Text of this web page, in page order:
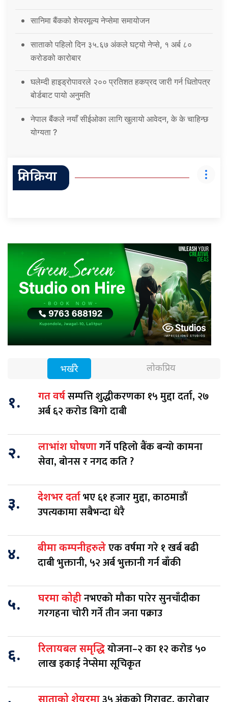
सानिमा बैंकको शेयरमूल्य नेप्सेमा समायोजन
साताको पहिलो दिन ३५.६७ अंकले घट्यो नेप्से, १ अर्ब ८०
करोडको कारोबार
घलेम्दी हाइड्रोपावरले २०० प्रतिशत हकप्रद जारी गर्न धितोपत्र
बोर्डबाट पायो अनुमति
नेपाल बैंकले नयाँ सीईओका लागि खुलायो आवेदन, के के चाहिन्छ
योग्यता ?
प्रतिक्रिया
भर्खरै लोकप्रिय
१. गत वर्षसम्पत्ति शुद्धीकरणका १५ मुद्दा दर्ता, २७
अर्ब ६२ करोड बिगो दाबी
२. लाभांश घोषणागर्ने पहिलो बैंक बन्यो कामना
सेवा, बोनस र नगद कति ?
३. देशभर दर्ताभए ६१ हजार मुद्दा, काठमाडौं
उपत्यकामा सबैभन्दा धेरै
४. बीमा कम्पनीहरुलेएक वर्षमा गरे १ खर्ब बढी
दाबी भुक्तानी, ५२ अर्ब भुक्तानी गर्न बाँकी
५. घरमा कोहीनभएको मौका पारेर सुनचाँदीका
गरगहना चोरी गर्ने तीन जना पक्राउ
६. रिलायबल समृद्धियोजना–२ का १२ करोड ५०
लाख इकाई नेप्सेमा सूचिकृत